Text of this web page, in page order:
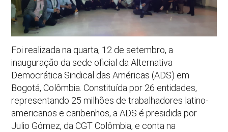
Foi realizada na quarta, 12 de setembro, a
inauguração da sede oficial da Alternativa
Democrática Sindical das Américas (ADS) em
Bogotá, Colômbia. Constituída por 26 entidades,
representando 25 milhões de trabalhadores latino-
americanos e caribenhos, a ADS é presidida por
Julio Gómez, da CGT Colômbia, e conta na